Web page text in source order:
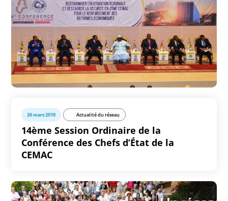
26 mars 2019 Actualité du réseau
14ème Session Ordinaire de la
Conférence des Chefs d’État de la
CEMAC